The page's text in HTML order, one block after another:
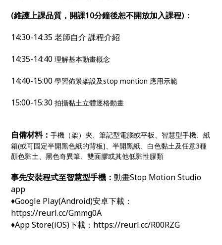
(維護上課品質，開課10分鐘後恕不開放加入課程)：
14:30-14:35 老師自介 課程介紹
14:35-14:40理解基本動畫概念
14:40-15:00學習佈景架設及stop montion 應用示範
15:00-15:30拍攝黏土立體逐格動畫
自備材料：手機（架）夾、筆記型電腦或平板、智慧型手機、紙
箱(或可固定半開黑色紙的背板)、半開黑紙、白色黏土及任意3種
顏色黏土、黑色奇異筆、雙面膠或其他低黏性膠類
事先安裝程式至智慧型手機：動畫Stop Motion Studio
app
♦️Google Play(Android)安卓下載：
https://reurl.cc/Gmmg0A
♦️App Store(iOS)下載：https://reurl.cc/R00RZG